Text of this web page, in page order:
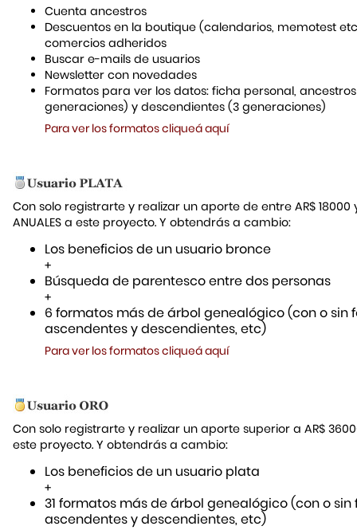
Cuenta ancestros
Descuentos en la boutique (calendarios, memotest
comercios adheridos
Buscar e-mails de usuarios
Newsletter con novedades
Formatos para ver los datos: ficha personal,
generaciones) y descendientes (3 generaciones)
Para ver los formatos cliqueá aquí
Con solo registrarte y realizar un aporte de entre AR$ 18000
ANUALES a este proyecto. Y obtendrás a cambio:
Los beneficios de un usuario bronce
+
Búsqueda de parentesco entre dos personas
+
6 formatos más de árbol genealógico (con o sin
ascendentes y descendientes, etc)
Para ver los formatos cliqueá aquí
Con solo registrarte y realizar un aporte superior a AR$
este proyecto. Y obtendrás a cambio:
Los beneficios de un usuario plata
+
31 formatos más de árbol genealógico (con o sin
ascendentes y descendientes, etc)